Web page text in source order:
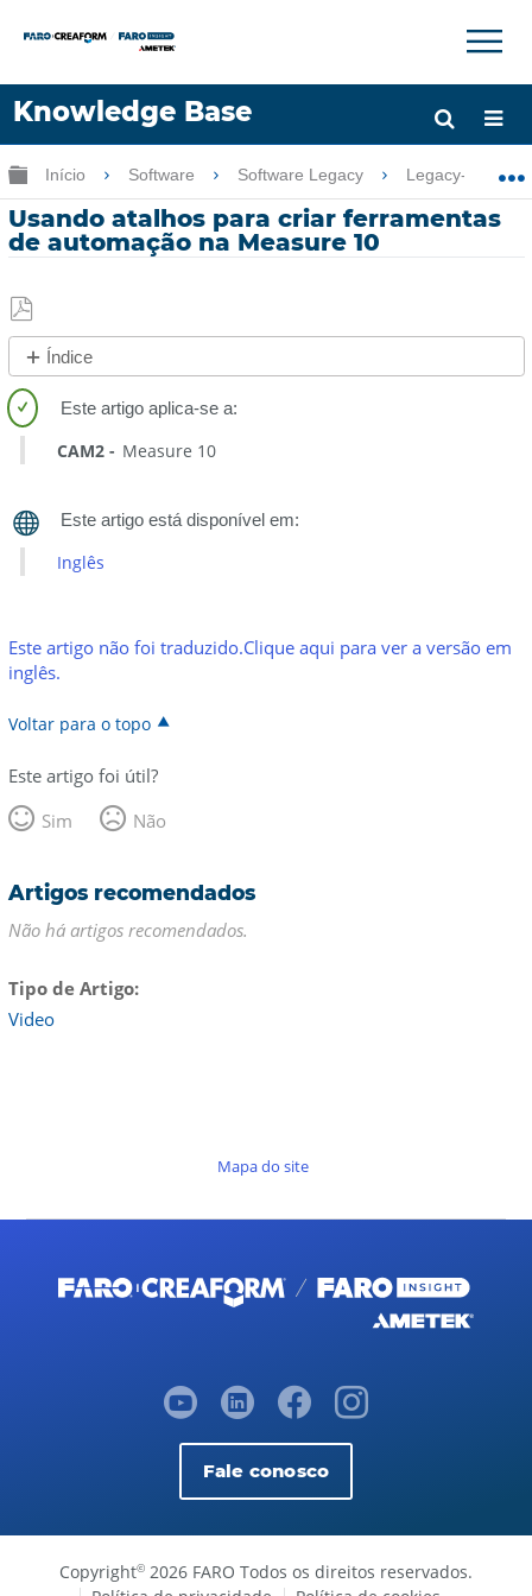
Knowledge Base
Idioma
Obter ajuda ENTRAR
×
Expandir/recolher hierarquia global
Início Software Software Legacy Legacy-
Usando atalhos para criar ferramentas
de automação na Measure 10
Salvar
como
PDF
Índice
Sem
cabeçalhos
CAM2 Measure 10
Inglês
Este artigo não foi traduzido.Clique aqui para ver a versão em
inglês.
Voltar para o topo
Este artigo foi útil?
Sim
Não
Artigos recomendados
Não há artigos recomendados.
Tipo de Artigo
Video
Mapa do site
Fale conosco
Copyright© 2026 FARO Todos os direitos reservados.